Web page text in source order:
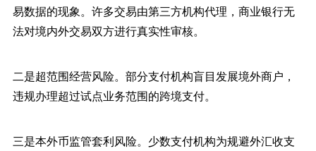
易数据的现象。许多交易由第三方机构代理，商业银行无
法对境内外交易双方进行真实性审核。
二是超范围经营风险。部分支付机构盲目发展境外商户，
违规办理超过试点业务范围的跨境支付。
三是本外币监管套利风险。少数支付机构为规避外汇收支